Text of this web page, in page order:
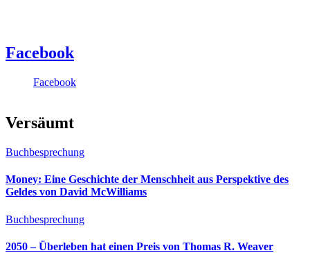
Facebook
Facebook
Versäumt
Buchbesprechung
Money: Eine Geschichte der Menschheit aus Perspektive des
Geldes von David McWilliams
Buchbesprechung
2050 – Überleben hat einen Preis von Thomas R. Weaver